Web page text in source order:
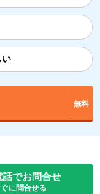
い
無料
話でお問合せ
に問合せる